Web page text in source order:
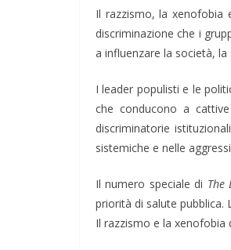
Il razzismo, la xenofobia
discriminazione che i
a influenzare la società, la
I leader populisti e le
che conducono a
discriminatorie
sistemiche e nelle
Il numero speciale di The
priorità di salute pubblica.
Il razzismo e la